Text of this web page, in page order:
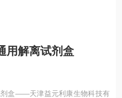
用解离试剂盒
盒——天津益元利康生物科技有